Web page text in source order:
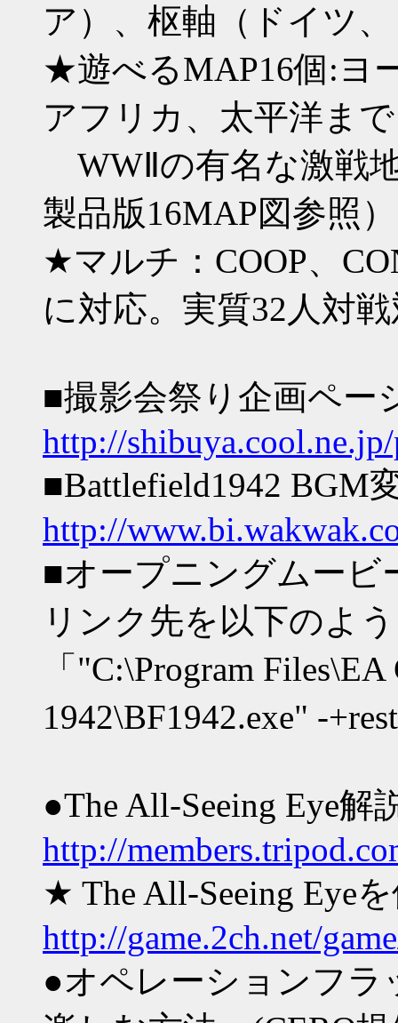
ア）、枢軸（ドイツ
★遊べるMAP16個:ヨ
アフリカ、太平洋ま
WWⅡの有名な激戦
製品版16MAP図参照）
★マルチ：COOP、
に対応。実質32人対
■撮影会祭り企画ペー
http://
■Battlefield1942 BGM
http://
■オープニングムービ
リンク先を以下のよ
「"C:\Program
1942\BF1942.exe" -
●The All-Seeing Eye解
http://
★ The All-Seeing
http://game.2ch.net/
●オペレーションフラ